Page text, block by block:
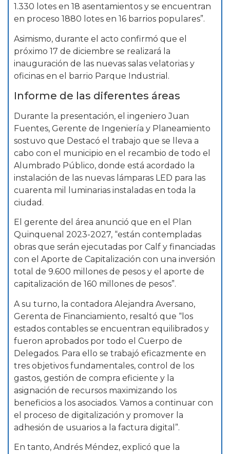
1.330 lotes en 18 asentamientos y se encuentran
en proceso 1880 lotes en 16 barrios populares”.
Asimismo, durante el acto confirmó que el
próximo 17 de diciembre se realizará la
inauguración de las nuevas salas velatorias y
oficinas en el barrio Parque Industrial.
Informe de las diferentes áreas
Durante la presentación, el ingeniero Juan
Fuentes, Gerente de Ingeniería y Planeamiento
sostuvo que Destacó el trabajo que se lleva a
cabo con el municipio en el recambio de todo el
Alumbrado Público, donde está acordado la
instalación de las nuevas lámparas LED para las
cuarenta mil luminarias instaladas en toda la
ciudad.
El gerente del área anunció que en el Plan
Quinquenal 2023-2027, “están contempladas
obras que serán ejecutadas por Calf y financiadas
con el Aporte de Capitalización con una inversión
total de 9.600 millones de pesos y el aporte de
capitalización de 160 millones de pesos”.
A su turno, la contadora Alejandra Aversano,
Gerenta de Financiamiento, resaltó que “los
estados contables se encuentran equilibrados y
fueron aprobados por todo el Cuerpo de
Delegados. Para ello se trabajó eficazmente en
tres objetivos fundamentales, control de los
gastos, gestión de compra eficiente y la
asignación de recursos maximizando los
beneficios a los asociados. Vamos a continuar con
el proceso de digitalización y promover la
adhesión de usuarios a la factura digital”.
En tanto, Andrés Méndez, explicó que la